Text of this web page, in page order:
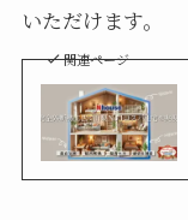
いただけます。
関連ページ